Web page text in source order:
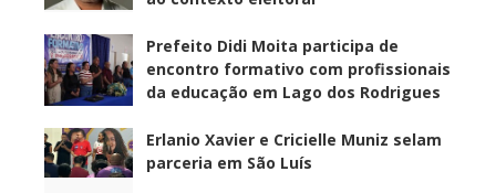
Prefeito Didi Moita participa de
encontro formativo com profissionais
da educação em Lago dos Rodrigues
Erlanio Xavier e Cricielle Muniz selam
parceria em São Luís